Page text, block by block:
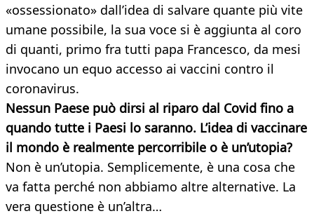
«ossessionato» dall’idea di salvare quante più vite
umane possibile, la sua voce si è aggiunta al coro
di quanti, primo fra tutti papa Francesco, da mesi
invocano un equo accesso ai vaccini contro il
coronavirus.
Nessun Paese può dirsi al riparo dal Covid fino a
quando tutte i Paesi lo saranno. L’idea di vaccinare
il mondo è realmente percorribile o è un’utopia?
Non è un’utopia. Semplicemente, è una cosa che
va fatta perché non abbiamo altre alternative. La
vera questione è un’altra…